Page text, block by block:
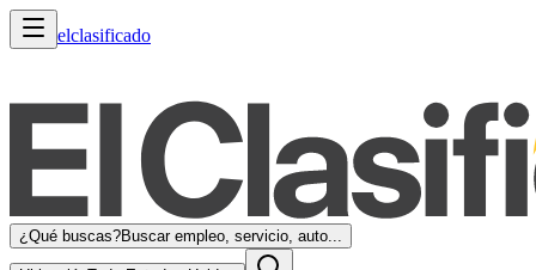
elclasificado
¿Qué buscas?Buscar empleo, servicio, auto...